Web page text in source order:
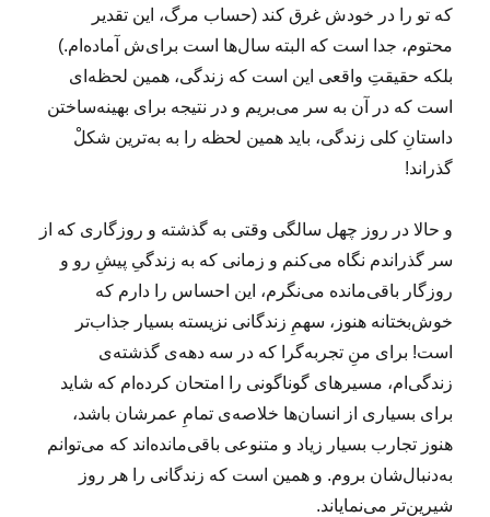
که تو را در خودش غرق کند (حساب مرگ، این تقدیر
محتوم، جدا است که البته سال‌ها است برای‌ش آماده‌ام.)
بلکه حقیقتِ واقعی این است که زندگی، همین لحظه‌ای
است که در آن به سر می‌بریم و در نتیجه برای بهینه‌ساختن
داستانِ کلی زندگی، باید همین لحظه را به به‌ترین شکلْ
گذراند!
و حالا در روز چهل سالگی وقتی به گذشته و روزگاری که از
سر گذراندم نگاه می‌کنم و زمانی که به زندگیِ پیشِ رو و
روزگار باقی‌مانده می‌نگرم، این احساس را دارم که
خوش‌بختانه هنوز، سهمِ زندگانی نزیسته بسیار جذاب‌تر
است! برای منِ تجربه‌گرا که در سه دهه‌ی گذشته‌ی
زندگی‌ام، مسیرهای گوناگونی را امتحان کرده‌ام که شاید
برای بسیاری از انسان‌ها خلاصه‌ی تمامِ عمرشان باشد،
هنوز تجارب بسیار زیاد و متنوعی باقی‌مانده‌اند که می‌توانم
به‌دنبال‌شان بروم. و همین است که زندگانی را هر روز
شیرین‌تر می‌نمایاند.